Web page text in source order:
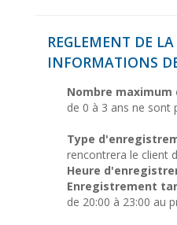
REGLEMENT DE
INFORMATIONS
Nombre maximum
de 0 à 3 ans ne sont
Type
rencontrera le client
Heure
Enregistrement
de 20:00 à 23:00 au